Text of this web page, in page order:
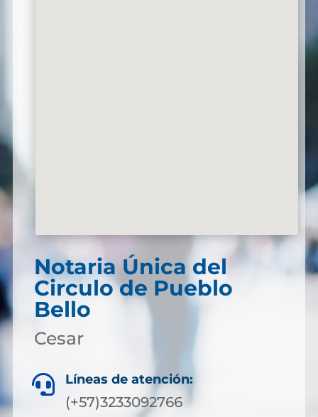
Notaria Única del
Circulo de Pueblo
Bello
Cesar
 Líneas de atención:
(+57)3233092766